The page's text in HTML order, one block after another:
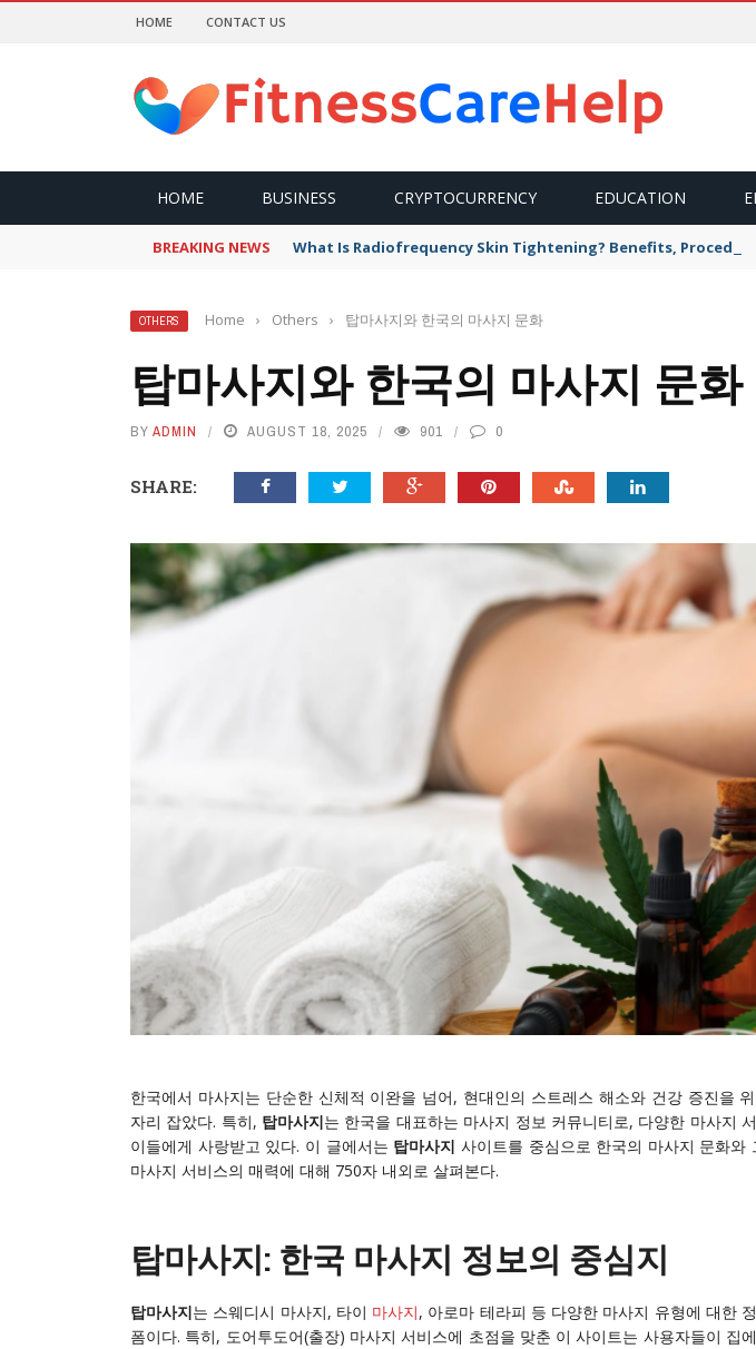
HOME CONTACT US
HOME BUSINESS CRYPTOCURRENCY EDUCATION
BREAKING NEWS What Is Radiofrequency Skin Tightening? Benefits,
OTHERS Home › Others › 탑마사지와 한국의 마사지 문화
탑마사지와 한국의 마사지 문화
BY ADMIN AUGUST 18, 2025 901 0
SHARE:
한국에서 마사지는 단순한 신체적 이완을 넘어, 현대인의 스트레스 해소와 건강 증진을
자리 잡았다. 특히, 탑마사지는 한국을 대표하는 마사지 정보 커뮤니티로, 다양한 마사지
이들에게 사랑받고 있다. 이 글에서는 탑마사지 사이트를 중심으로 한국의 마사지 문화와
마사지 서비스의 매력에 대해 750자 내외로 살펴본다.
탑마사지: 한국 마사지 정보의 중심지
탑마사지는 스웨디시 마사지, 타이 마사지, 아로마 테라피 등 다양한 마사지 유형에 대한
폼이다. 특히, 도어투도어(출장) 마사지 서비스에 초점을 맞춘 이 사이트는 사용자들이 집